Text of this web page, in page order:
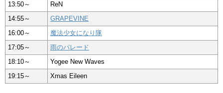
13:50～
ReN
14:55～
GRAPEVINE
16:00～
魔法少女になり隊
17:05～
雨のパレード
18:10～
Yogee New Waves
19:15～
Xmas Eileen